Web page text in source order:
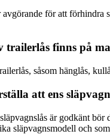
avgörande för att
finns på
såsom hänglås,
att ens
är godkänt
släpvagnsmodell och